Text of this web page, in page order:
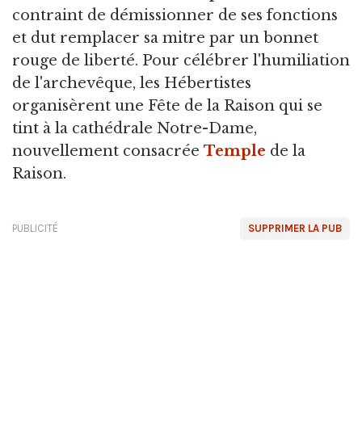
contraint de démissionner de ses fonctions
et dut remplacer sa mitre par un bonnet
rouge de liberté. Pour célébrer l'humiliation
de l'archevêque, les Hébertistes
organisèrent une Fête de la Raison qui se
tint à la cathédrale Notre-Dame,
nouvellement consacrée Temple de la
Raison.
SUPPRIMER LA PUB
PUBLICITÉ